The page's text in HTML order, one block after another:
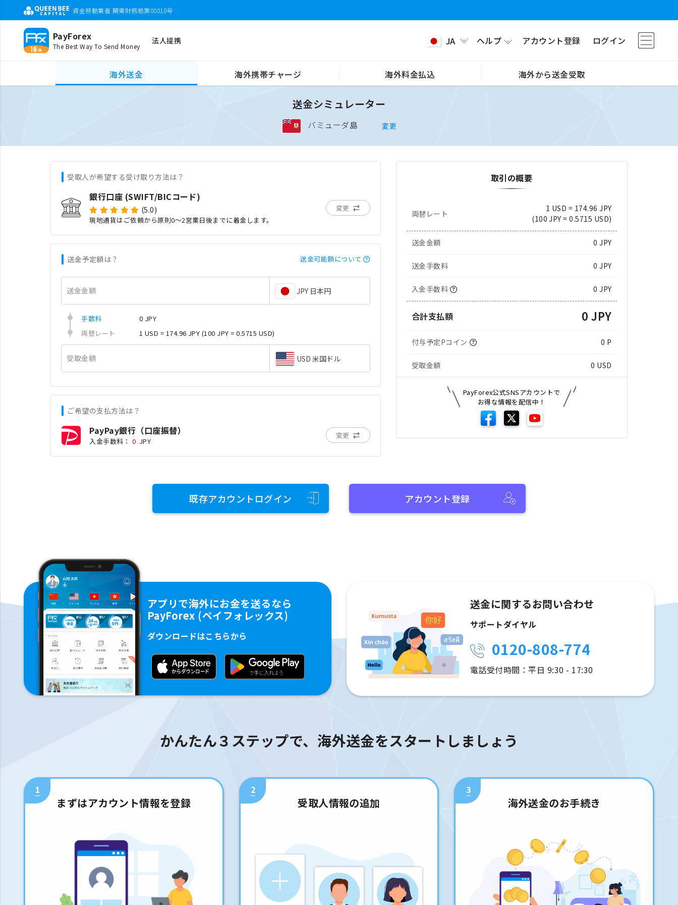
資金移動業者 関東財務局第00010号
PayForex
The Best Way To Send Money
法人提携 JA ヘルプ アカウント登録 ログイン
海外送金 海外携帯チャージ 海外料金払込 海外から送金受取
送金シミュレーター
バミューダ島 変更
受取人が希望する受け取り方法は？
銀行口座 (SWIFT/BICコード)
(5.0)
現地通貨はご依頼から原則0〜2営業日後までに着金します。
変更
送金予定額は？ 送金可能額について
送金金額 JPY 日本円
手数料
0 JPY
両替レート
1 USD = 174.96 JPY (100 JPY = 0.5715 USD)
受取金額 USD 米国ドル
ご希望の支払方法は？
PayPay銀行（口座振替）
入金手数料： 0 JPY
変更
取引の概要
両替レート
1 USD = 174.96 JPY
(100 JPY = 0.5715 USD)
送金金額 0 JPY
送金手数料 0 JPY
入金手数料 0 JPY
合計支払額 0 JPY
付与予定Pコイン 0 P
受取金額 0 USD
PayForex公式SNSアカウントで
お得な情報を配信中！
既存アカウントログイン アカウント登録
アプリで海外にお金を送るなら
PayForex (ペイフォレックス)
ダウンロードはこちらから
送金に関するお問い合わせ
サポートダイヤル
0120-808-774
電話受付時間：平日 9:30 - 17:30
かんたん３ステップで、海外送金をスタートしましょう
1
まずはアカウント情報を登録
2
受取人情報の追加
3
海外送金のお手続き